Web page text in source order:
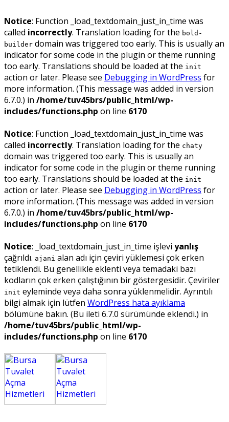
Notice: Function _load_textdomain_just_in_time was
called incorrectly. Translation loading for the bold-
builder domain was triggered too early. This is usually an
indicator for some code in the plugin or theme running
too early. Translations should be loaded at the init
action or later. Please see Debugging in WordPress for
more information. (This message was added in version
6.7.0.) in /home/tuv45brs/public_html/wp-
includes/functions.php on line 6170
Notice: Function _load_textdomain_just_in_time was
called incorrectly. Translation loading for the chaty
domain was triggered too early. This is usually an
indicator for some code in the plugin or theme running
too early. Translations should be loaded at the init
action or later. Please see Debugging in WordPress for
more information. (This message was added in version
6.7.0.) in /home/tuv45brs/public_html/wp-
includes/functions.php on line 6170
Notice: _load_textdomain_just_in_time işlevi yanlış
çağrıldı. ajani alan adı için çeviri yüklemesi çok erken
tetiklendi. Bu genellikle eklenti veya temadaki bazı
kodların çok erken çalıştığının bir göstergesidir. Çeviriler
init eyleminde veya daha sonra yüklenmelidir. Ayrıntılı
bilgi almak için lütfen WordPress hata ayıklama
bölümüne bakın. (Bu ileti 6.7.0 sürümünde eklendi.) in
/home/tuv45brs/public_html/wp-
includes/functions.php on line 6170